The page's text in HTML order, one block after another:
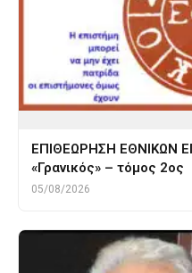
ΕΠΙΘΕΩΡΗΣΗ ΕΘΝΙΚΩΝ
«Γρανικός» – τόμος 2ος
05/08/2026